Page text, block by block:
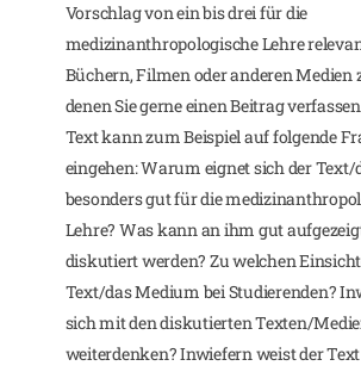
Vorschlag von ein bis drei für die
medizinanthropologische Lehre
Büchern, Filmen oder anderen Medien
denen Sie gerne einen Beitrag
Text kann zum Beispiel auf folgende
eingehen: Warum eignet sich der
besonders gut für die
Lehre? Was kann an ihm gut
diskutiert werden? Zu welchen
Text/das Medium bei Studierenden?
sich mit den diskutierten Texten/
weiterdenken? Inwiefern weist der